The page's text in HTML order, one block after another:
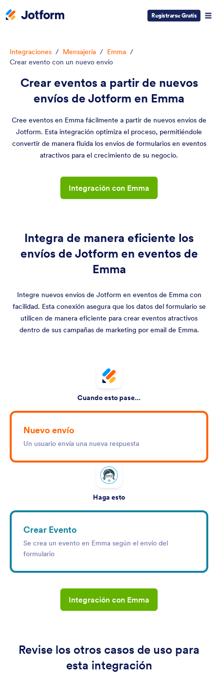
Registrarse Gratis
Integraciones / Mensajería / Emma /
Crear evento con un nuevo envío
Crear eventos a partir de nuevos
envíos de Jotform en Emma
Cree eventos en Emma fácilmente a partir de nuevos envíos de
Jotform. Esta integración optimiza el proceso, permitiéndole
convertir de manera fluida los envíos de formularios en eventos
atractivos para el crecimiento de su negocio.
Integración con Emma
Integra de manera eficiente los
envíos de Jotform en eventos de
Emma
Integre nuevos envíos de Jotform en eventos de Emma con
facilidad. Esta conexión asegura que los datos del formulario se
utilicen de manera eficiente para crear eventos atractivos
dentro de sus campañas de marketing por email de Emma.
Cuando esto pase...
Nuevo envío
Un usuario envía una nueva respuesta
Haga esto
Crear Evento
Se crea un evento en Emma según el envío del
formulario
Integración con Emma
Revise los otros casos de uso para
esta integración